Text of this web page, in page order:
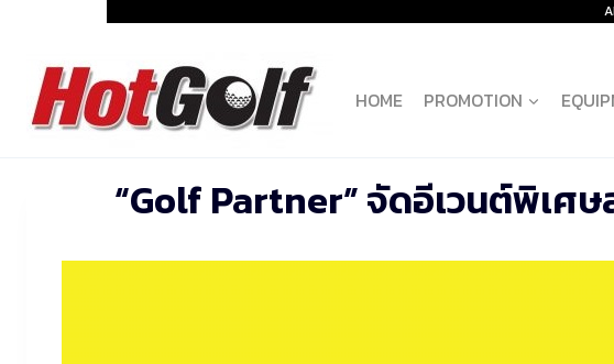
content
HOME PROMOTION
“Golf Partner” จัดอีเวนต์พิเศ